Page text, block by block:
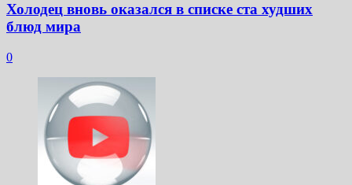
Холодец вновь оказался в списке ста худших
блюд мира
0